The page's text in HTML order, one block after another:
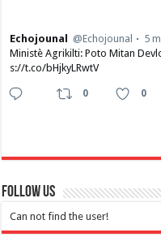
Echojounal @Echojounal
5
Ministè Agrikilti: Poto Mitan
s://t.co/bHjkyLRwtV
0 0
Follow Us
Can not find the user!